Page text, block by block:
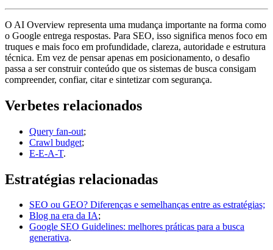
O AI Overview representa uma mudança importante na forma como
o Google entrega respostas. Para SEO, isso significa menos foco em
truques e mais foco em profundidade, clareza, autoridade e estrutura
técnica. Em vez de pensar apenas em posicionamento, o desafio
passa a ser construir conteúdo que os sistemas de busca consigam
compreender, confiar, citar e sintetizar com segurança.
Verbetes relacionados
Query fan-out;
Crawl budget;
E-E-A-T.
Estratégias relacionadas
SEO ou GEO? Diferenças e semelhanças entre as estratégias;
Blog na era da IA;
Google SEO Guidelines: melhores práticas para a busca
generativa.